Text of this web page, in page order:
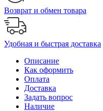
Возврат и обмен товара
Удобная и быстрая доставка
Описание
Как оформить
Оплата
Доставка
Задать вопрос
Наличие